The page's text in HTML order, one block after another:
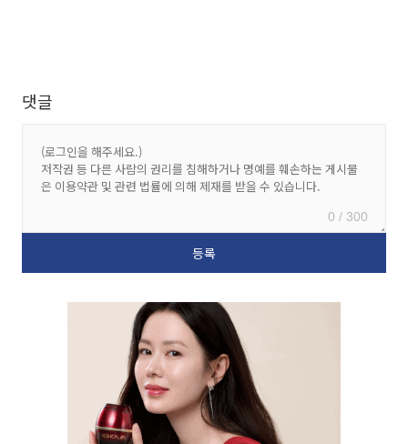
댓글
0 / 300